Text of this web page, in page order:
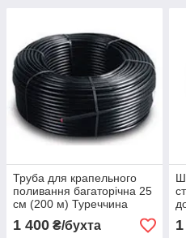
Труба для крапельного
поливання багаторічна 25
см (200 м) Туреччина
1 400 ₴/бухта